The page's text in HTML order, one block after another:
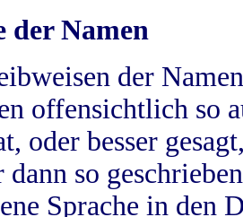
der Namen
der
offensichtlich so
oder besser
dann so
Sprache in